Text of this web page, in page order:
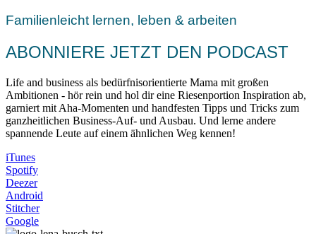
Familienleicht lernen, leben & arbeiten
ABONNIERE JETZT DEN PODCAST
Life and business als bedürfnisorientierte Mama mit großen
Ambitionen - hör rein und hol dir eine Riesenportion Inspiration ab,
garniert mit Aha-Momenten und handfesten Tipps und Tricks zum
ganzheitlichen Business-Auf- und Ausbau. Und lerne andere
spannende Leute auf einem ähnlichen Weg kennen!
iTunes
Spotify
Deezer
Android
Stitcher
Google